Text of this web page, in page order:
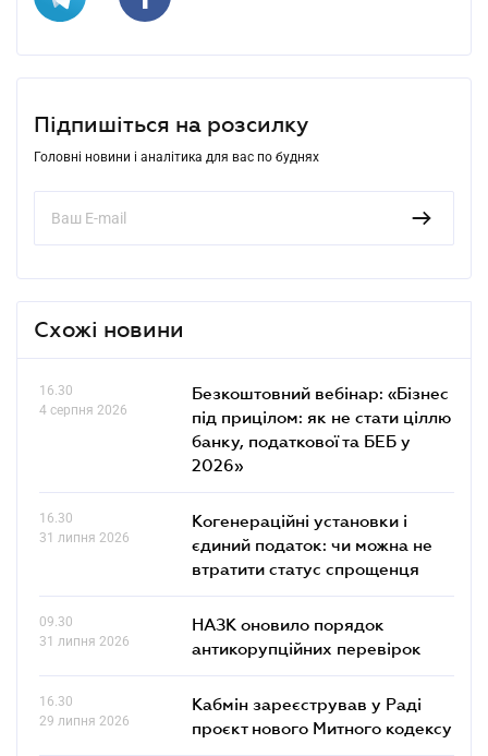
Підпишіться на розсилку
Головні новини і аналітика для вас по буднях
Схожі новини
16.30
4 серпня 2026
Безкоштовний вебінар: «Бізнес
під прицілом: як не стати ціллю
банку, податкової та БЕБ у
2026»
16.30
31 липня 2026
Когенераційні установки і
єдиний податок: чи можна не
втратити статус спрощенця
09.30
31 липня 2026
НАЗК оновило порядок
антикорупційних перевірок
16.30
29 липня 2026
Кабмін зареєстрував у Раді
проєкт нового Митного кодексу